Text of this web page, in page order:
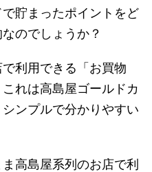
貯まったポイントをど
のでしょうか？
利用できる「お買物
れは高島屋ゴールドカ
ンプルで分かりやすい
高島屋系列のお店で利